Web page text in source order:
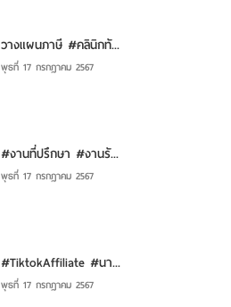
วางแผนภาษี #คลินิกทั...
พุธที่ 17 กรกฎาคม 2567
#งานที่ปรึกษา #งานรั...
พุธที่ 17 กรกฎาคม 2567
#TiktokAffiliate #นา...
พุธที่ 17 กรกฎาคม 2567